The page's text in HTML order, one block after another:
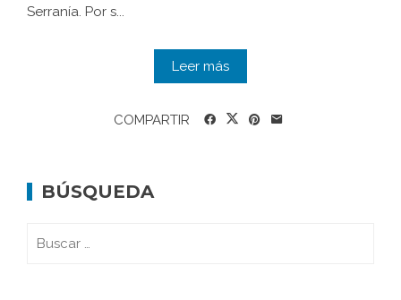
Serranía. Por s...
Leer más
COMPARTIR
BÚSQUEDA